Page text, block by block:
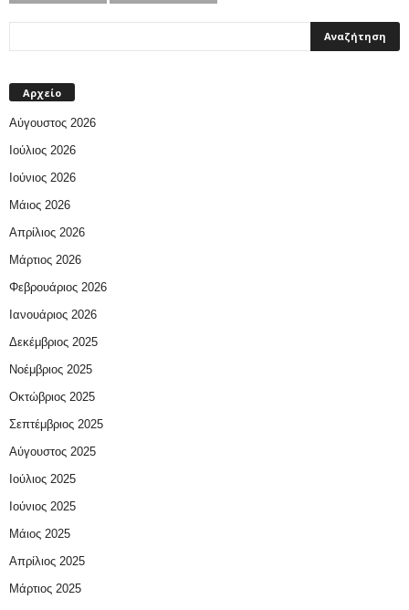
Αρχείο
Αύγουστος 2026
Ιούλιος 2026
Ιούνιος 2026
Μάιος 2026
Απρίλιος 2026
Μάρτιος 2026
Φεβρουάριος 2026
Ιανουάριος 2026
Δεκέμβριος 2025
Νοέμβριος 2025
Οκτώβριος 2025
Σεπτέμβριος 2025
Αύγουστος 2025
Ιούλιος 2025
Ιούνιος 2025
Μάιος 2025
Απρίλιος 2025
Μάρτιος 2025